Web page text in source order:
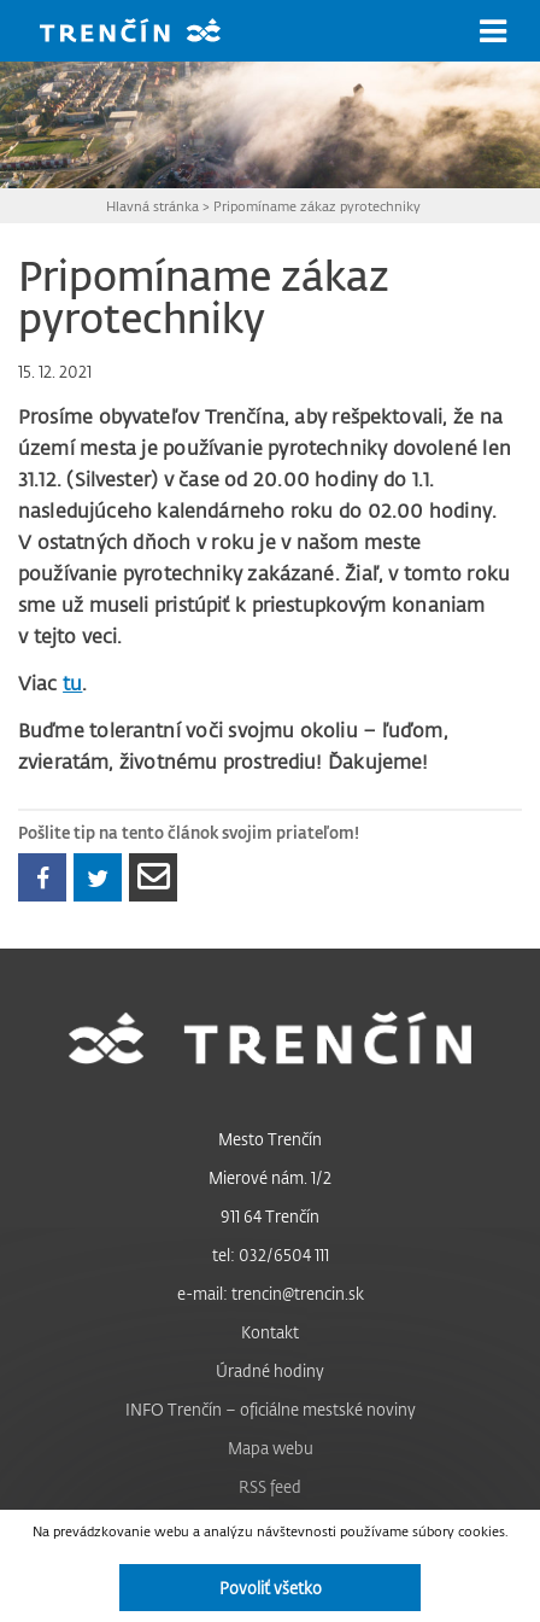
Hlavná stránka > Pripomíname zákaz pyrotechniky
Pripomíname zákaz
pyrotechniky
15. 12. 2021
Prosíme obyvateľov Trenčína, aby rešpektovali, že na
území mesta je používanie pyrotechniky dovolené len
31.12. (Silvester) v čase od 20.00 hodiny do 1.1.
nasledujúceho kalendárneho roku do 02.00 hodiny.
V ostatných dňoch v roku je v našom meste
používanie pyrotechniky zakázané. Žiaľ, v tomto roku
sme už museli pristúpiť k priestupkovým konaniam
v tejto veci.
Viactu.
Buďme tolerantní voči svojmu okoliu – ľuďom,
zvieratám, životnému prostrediu! Ďakujeme!
Pošlite tip na tento článok svojim priateľom!
Na prevádzkovanie webu a analýzu návštevnosti používame súbory cookies.
Povoliť všetko
Mesto Trenčín
Mierové nám. 1/2
911 64 Trenčín
tel: 032/6504 111
e-mail: trencin@trencin.sk
Kontakt
Úradné hodiny
INFO Trenčín – oficiálne mestské noviny
Mapa webu
RSS feed
Nastavenie cookies
Facebook